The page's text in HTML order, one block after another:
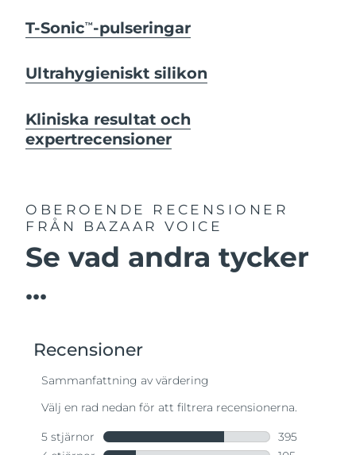
T-SonicTM -pulseringar
Ultrahygieniskt silikon
Kliniska resultat och
expertrecensioner
OBEROENDE RECENSIONER
FRÅN BAZAAR VOICE
Se vad andra tycker
...